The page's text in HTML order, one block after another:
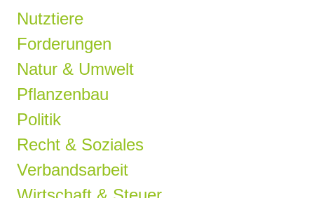
Nutztiere
Forderungen
Natur & Umwelt
Pflanzenbau
Politik
Recht & Soziales
Verbandsarbeit